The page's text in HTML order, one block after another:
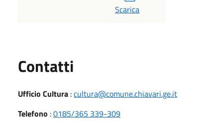
Scarica
Contatti
Ufficio Cultura :cultura@comune.chiavari.ge.it
Telefono :0185/365 339-309